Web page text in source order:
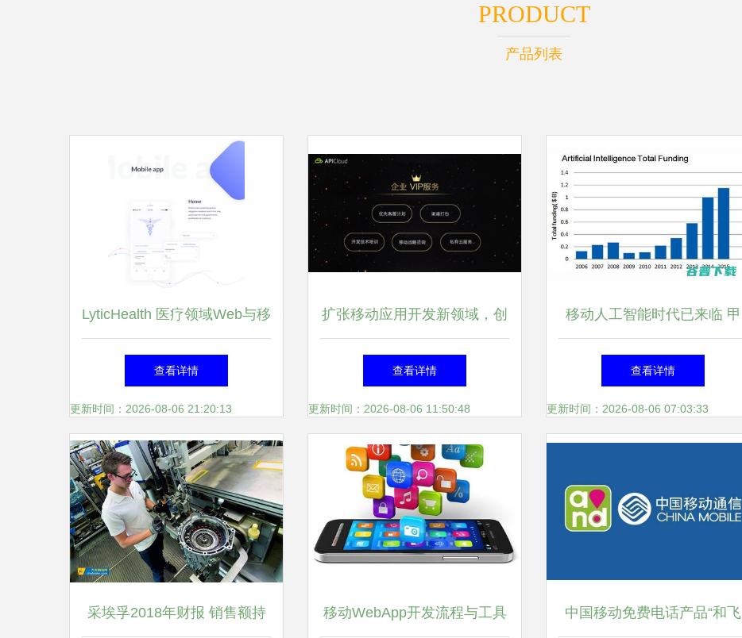
PRODUCT
产品列表
LyticHealth 医疗领域Web与移
动应用程序的UI/UX设计与开
发实践
查看详情
更新时间：2026-08-06 21:20:13
扩张移动应用开发新领域，创
建技术共赢圈
查看详情
更新时间：2026-08-06 11:50:48
移动人工智能时代已来临 甲
骨文高管解码电话与应用的未
来
查看详情
更新时间：2026-08-06 07:03:33
采埃孚2018年财报 销售额持 移动WebApp开发流程与工具 中国移动免费电话产品“和飞